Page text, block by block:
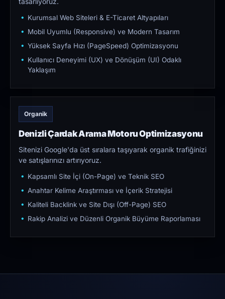
Kurumsal Web Siteleri & E-Ticaret Altyapıları
Mobil Uyumlu (Responsive) ve Modern Tasarım
Yüksek Sayfa Hızı (PageSpeed) Optimizasyonu
Kullanıcı Deneyimi (UX) ve Dönüşüm (UI) Odaklı
Yaklaşım
Organik
Denizli Çardak Arama Motoru Optimizasyonu
Sitenizi Google'da üst sıralara taşıyarak organik trafiğinizi
ve satışlarınızı artırıyoruz.
Kapsamlı Site İçi (On-Page) ve Teknik SEO
Anahtar Kelime Araştırması ve İçerik Stratejisi
Kaliteli Backlink ve Site Dışı (Off-Page) SEO
Rakip Analizi ve Düzenli Organik Büyüme Raporlaması